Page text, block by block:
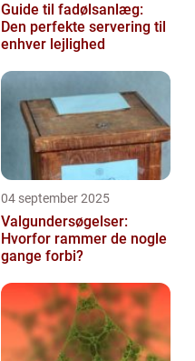
Guide til fadølsanlæg:
Den perfekte servering til
enhver lejlighed
04 september 2025
Valgundersøgelser:
Hvorfor rammer de nogle
gange forbi?